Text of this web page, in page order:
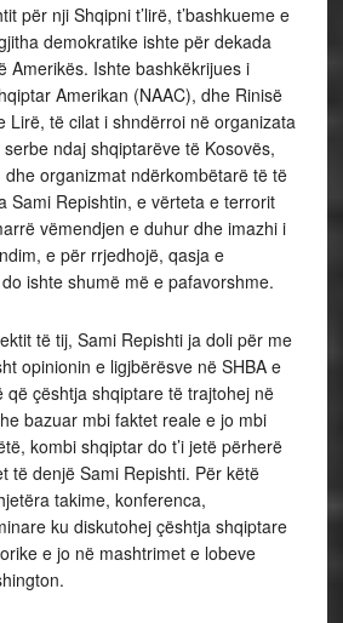
për nji Shqipni t’lirë, t’bashkueme e
demokratike ishte për dekada
Amerikës. Ishte bashkëkrijues i
Amerikan (NAAC), dhe Rinisë
Lirë, të cilat i shndërroi në organizata
ndaj shqiptarëve të Kosovës,
organizmat ndërkombëtarë të të
Sami Repishtin, e vërteta e terrorit
vëmendjen e duhur dhe imazhi i
e për rrjedhojë, qasja e
ishte shumë më e pafavorshme.
të tij, Sami Repishti ja doli për me
opinionin e ligjbërësve në SHBA e
që çështja shqiptare të trajtohej në
bazuar mbi faktet reale e jo mbi
kombi shqiptar do t’i jetë përherë
të denjë Sami Repishti. Për këtë
takime, konferenca,
ku diskutohej çështja shqiptare
e jo në mashtrimet e lobeve